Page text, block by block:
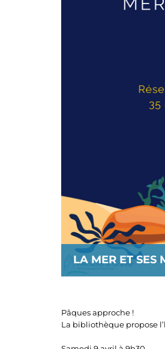
LA MER ET SES
Pâques approche !
La bibliothèque propose